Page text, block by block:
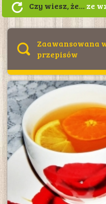
Czy wiesz, że... ze
skażenie
metali ciężkich,
ekologiczną.
Zaawansowana
przepisów